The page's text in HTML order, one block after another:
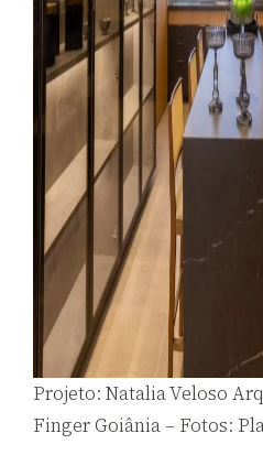
Projeto: Natalia Veloso
Finger Goiânia – Fotos: